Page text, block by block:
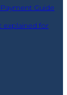
Guide
explained for